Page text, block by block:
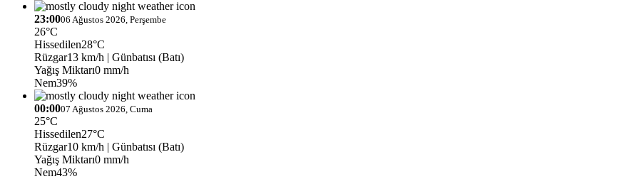
23:0006 Ağustos 2026, Perşembe
26°C
Hissedilen28°C
Rüzgar13 km/h | Günbatısı (Batı)
Yağış Miktarı0 mm/h
Nem39%
00:0007 Ağustos 2026, Cuma
25°C
Hissedilen27°C
Rüzgar10 km/h | Günbatısı (Batı)
Yağış Miktarı0 mm/h
Nem43%